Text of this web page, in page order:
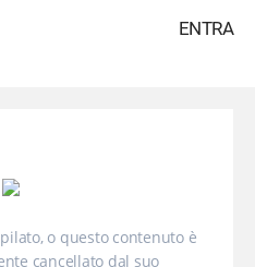
ENTRA
o questo contenuto è
cancellato dal suo